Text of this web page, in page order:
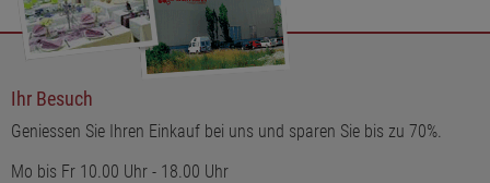
Ihr Besuch
Geniessen Sie Ihren Einkauf bei uns und sparen Sie bis zu 70%.
Mo bis Fr 10.00 Uhr - 18.00 Uhr